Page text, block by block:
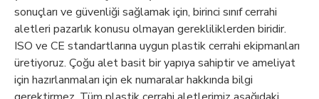
sonuçları ve güvenliği sağlamak için, birinci sınıf cerrahi
aletleri pazarlık konusu olmayan gerekliliklerden biridir.
ISO ve CE standartlarına uygun plastik cerrahi ekipmanları
üretiyoruz. Çoğu alet basit bir yapıya sahiptir ve ameliyat
için hazırlanmaları için ek numaralar hakkında bilgi